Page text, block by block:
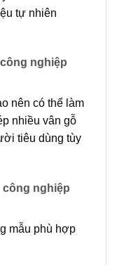
tự nhiên
nghiệp
nên có thể làm
nhiều vân gỗ
tiêu dùng tùy
công nghiệp
mẫu phù hợp